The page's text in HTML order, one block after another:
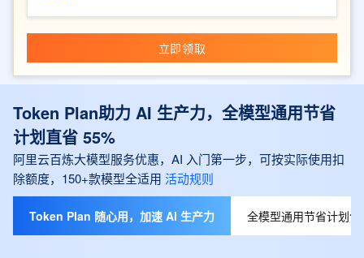
立即领取
Token Plan助力 AI 生产力，全模型通用节省
计划直省 55%
阿里云百炼大模型服务优惠，AI 入门第一步，可按实际使用扣
除额度，150+款模型全适用 活动规则
Token Plan 随心用，加速 AI 生产力 全模型通用节省计划